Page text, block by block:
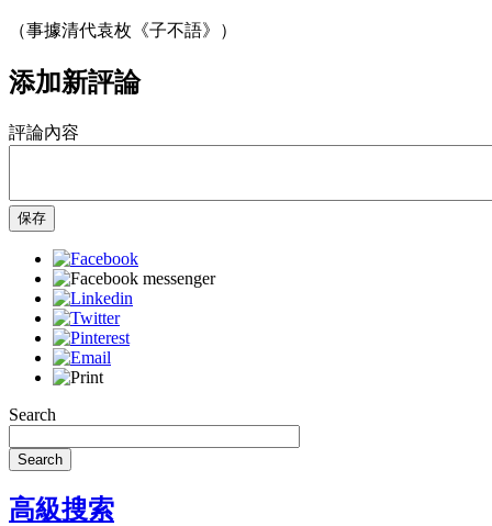
（事據清代袁枚《子不語》）
添加新評論
評論內容
保存
Search
Search
高級搜索